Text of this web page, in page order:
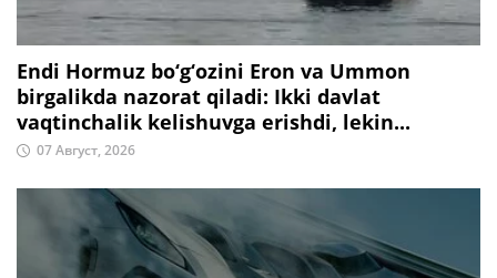
Endi Hormuz bo‘g‘ozini Eron va Ummon
birgalikda nazorat qiladi: Ikki davlat
vaqtinchalik kelishuvga erishdi, lekin...
07 Август, 2026